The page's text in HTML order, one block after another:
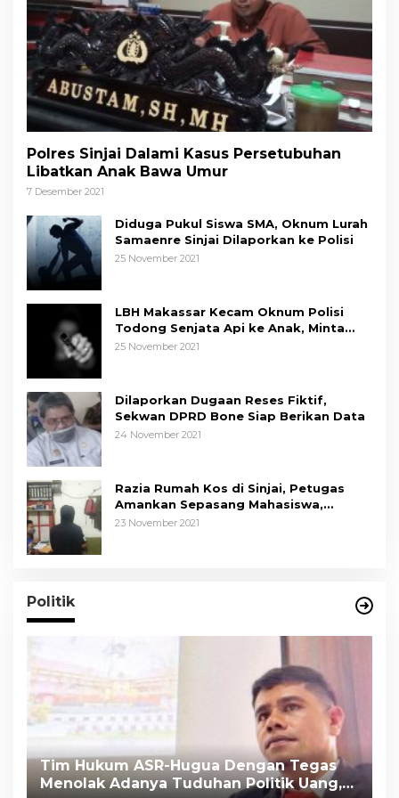
Polres Sinjai Dalami Kasus Persetubuhan
Libatkan Anak Bawa Umur
7 Desember 2021
Diduga Pukul Siswa SMA, Oknum Lurah
Samaenre Sinjai Dilaporkan ke Polisi
25 November 2021
LBH Makassar Kecam Oknum Polisi
Todong Senjata Api ke Anak, Minta
Kapolda Sulsel Tindak Tegas
25 November 2021
Dilaporkan Dugaan Reses Fiktif,
Sekwan DPRD Bone Siap Berikan Data
24 November 2021
Razia Rumah Kos di Sinjai, Petugas
Amankan Sepasang Mahasiswa,
Mengaku Berpacaran
23 November 2021
Politik
Tim Hukum ASR-Hugua Dengan Tegas
Menolak Adanya Tuduhan Politik Uang,